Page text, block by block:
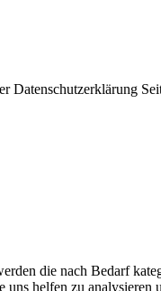
die nach Bedarf
helfen zu analysieren